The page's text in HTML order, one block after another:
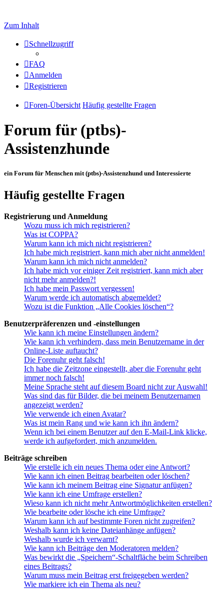
Zum Inhalt
Schnellzugriff
FAQ
Anmelden
Registrieren
Foren-Übersicht Häufig gestellte Fragen
Forum für (ptbs)-
Assistenzhunde
ein Forum für Menschen mit (ptbs)-Assistenzhund und Interessierte
Häufig gestellte Fragen
Registrierung und Anmeldung
Wozu muss ich mich registrieren?
Was ist COPPA?
Warum kann ich mich nicht registrieren?
Ich habe mich registriert, kann mich aber nicht anmelden!
Warum kann ich mich nicht anmelden?
Ich habe mich vor einiger Zeit registriert, kann mich aber
nicht mehr anmelden?!
Ich habe mein Passwort vergessen!
Warum werde ich automatisch abgemeldet?
Wozu ist die Funktion „Alle Cookies löschen“?
Benutzerpräferenzen und -einstellungen
Wie kann ich meine Einstellungen ändern?
Wie kann ich verhindern, dass mein Benutzername in der
Online-Liste auftaucht?
Die Forenuhr geht falsch!
Ich habe die Zeitzone eingestellt, aber die Forenuhr geht
immer noch falsch!
Meine Sprache steht auf diesem Board nicht zur Auswahl!
Was sind das für Bilder, die bei meinem Benutzernamen
angezeigt werden?
Wie verwende ich einen Avatar?
Was ist mein Rang und wie kann ich ihn ändern?
Wenn ich bei einem Benutzer auf den E-Mail-Link klicke,
werde ich aufgefordert, mich anzumelden.
Beiträge schreiben
Wie erstelle ich ein neues Thema oder eine Antwort?
Wie kann ich einen Beitrag bearbeiten oder löschen?
Wie kann ich meinem Beitrag eine Signatur anfügen?
Wie kann ich eine Umfrage erstellen?
Wieso kann ich nicht mehr Antwortmöglichkeiten erstellen?
Wie bearbeite oder lösche ich eine Umfrage?
Warum kann ich auf bestimmte Foren nicht zugreifen?
Weshalb kann ich keine Dateianhänge anfügen?
Weshalb wurde ich verwarnt?
Wie kann ich Beiträge den Moderatoren melden?
Was bewirkt die „Speichern“-Schaltfläche beim Schreiben
eines Beitrags?
Warum muss mein Beitrag erst freigegeben werden?
Wie markiere ich ein Thema als neu?